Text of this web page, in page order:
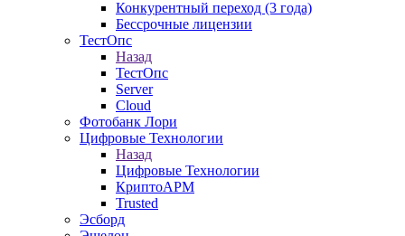
Конкурентный переход (3 года)
Бессрочные лицензии
ТестОпс
Назад
ТестОпс
Server
Cloud
Фотобанк Лори
Цифровые Технологии
Назад
Цифровые Технологии
КриптоАРМ
Trusted
Эсборд